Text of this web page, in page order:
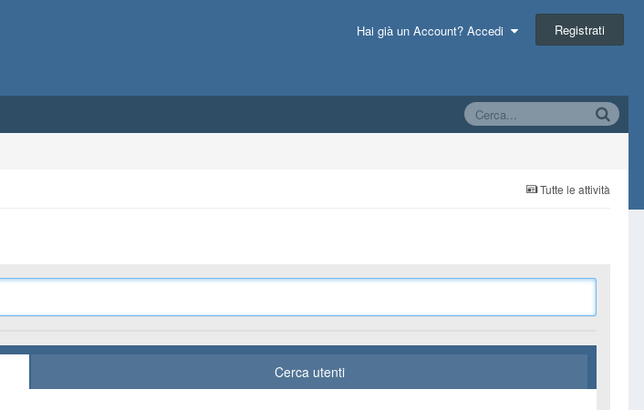
Hai già un Account? Accedi Registrati
Tutte le attività
Cerca utenti